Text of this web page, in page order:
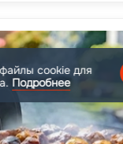
cookie для
Подробнее